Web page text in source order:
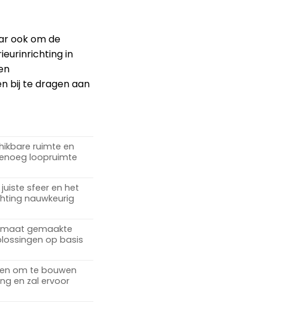
ook om de
in
bij te dragen aan
ruimte en
loopruimte
sfeer en het
nauwkeurig
gemaakte
op basis
om te bouwen
en zal ervoor